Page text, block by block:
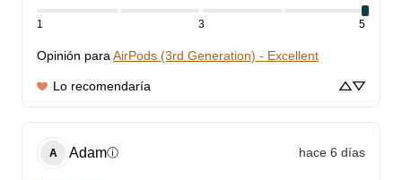
1 3 5
Opinión para AirPods (3rd Generation) - Excellent
Lo recomendaría
A Adamⓘ hace 6 días